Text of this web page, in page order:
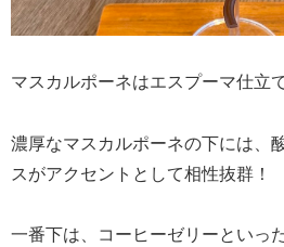
マスカルポーネはエスプーマ仕立
濃厚なマスカルポーネの下には、
スがアクセントとして相性抜群！
一番下は、コーヒーゼリーといっ